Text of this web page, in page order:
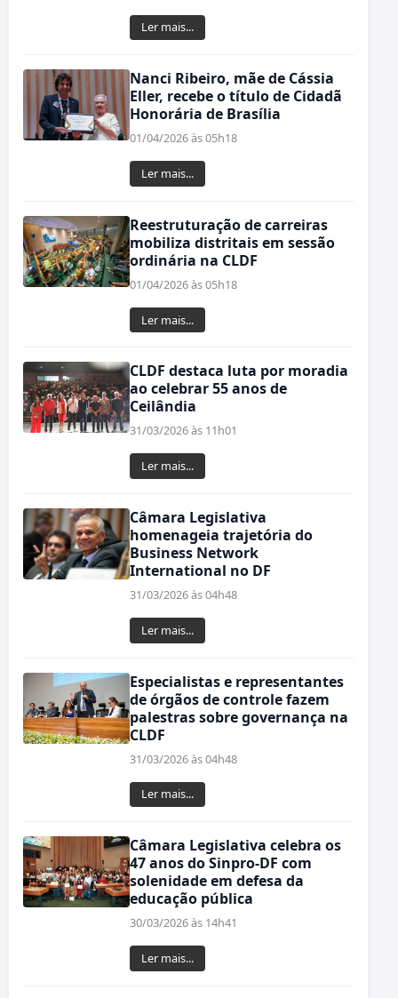
Ler mais...
Nanci Ribeiro, mãe de Cássia
Eller, recebe o título de Cidadã
Honorária de Brasília
01/04/2026 às 05h18
Ler mais...
Reestruturação de carreiras
mobiliza distritais em sessão
ordinária na CLDF
01/04/2026 às 05h18
Ler mais...
CLDF destaca luta por moradia
ao celebrar 55 anos de
Ceilândia
31/03/2026 às 11h01
Ler mais...
Câmara Legislativa
homenageia trajetória do
Business Network
International no DF
31/03/2026 às 04h48
Ler mais...
Especialistas e representantes
de órgãos de controle fazem
palestras sobre governança na
CLDF
31/03/2026 às 04h48
Ler mais...
Câmara Legislativa celebra os
47 anos do Sinpro-DF com
solenidade em defesa da
educação pública
30/03/2026 às 14h41
Ler mais...